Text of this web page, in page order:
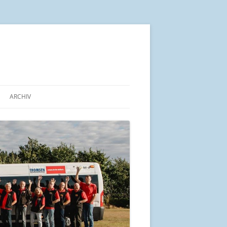
SEINE LAGE
ARCHIV
ARBEITSGEMEINSCHAFT „PRO
BÜRGERBUS SCHLESWIG-
HOLSTEIN“